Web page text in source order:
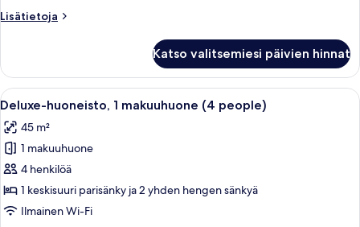
Lisätietoja
Lisätietoja
(4
people)
Katso valitsemiesi päivien hinnat
Avaa
kaikki
huonetyypin
Deluxe-
huoneisto,
1
makuuhuone
Hotellihuone, jossa on kaksi
10
Deluxe-huoneisto, 1 makuuhuone (4 people)
45 m²
1 makuuhuone
4 henkilöä
1 keskisuuri parisänky ja 2 yhden hengen sänkyä
Ilmainen Wi-Fi